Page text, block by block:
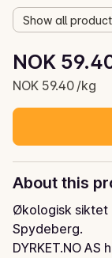
Show all
Current price is:
NOK
NOK 59.40 /kg
Unit price: NOK
About this
Økologisk siktet
Spydeberg.
DYRKET.NO